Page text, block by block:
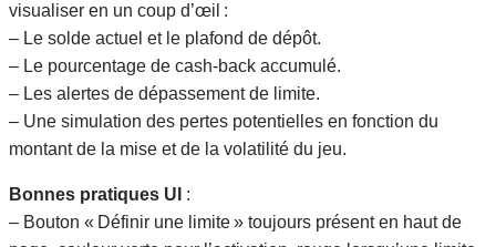
visualiser en un coup d’œil :
– Le solde actuel et le plafond de dépôt.
– Le pourcentage de cash‑back accumulé.
– Les alertes de dépassement de limite.
– Une simulation des pertes potentielles en fonction du
montant de la mise et de la volatilité du jeu.
Bonnes pratiques UI :
– Bouton « Définir une limite » toujours présent en haut de